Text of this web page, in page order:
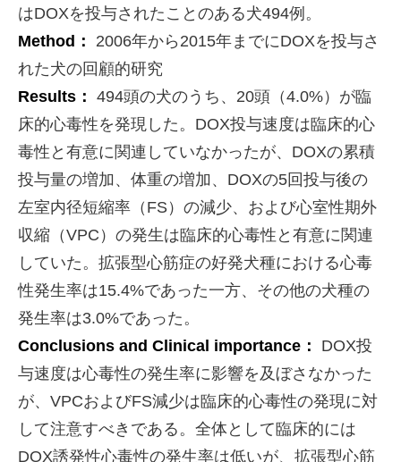
はDOXを投与されたことのある犬494例。
Method：
2006年から2015年までにDOXを投与さ
れた犬の回顧的研究
Results： 494頭の犬のうち、20頭（4.0%）が臨
床的心毒性を発現した。DOX投与速度は臨床的心
毒性と有意に関連していなかったが、DOXの累積
投与量の増加、体重の増加、DOXの5回投与後の
左室内径短縮率（FS）の減少、および心室性期外
収縮（VPC）の発生は臨床的心毒性と有意に関連
していた。拡張型心筋症の好発犬種における心毒
性発生率は15.4%であった一方、その他の犬種の
発生率は3.0%であった。
Conclusions and Clinical importance：
DOX投
与速度は心毒性の発生率に影響を及ぼさなかった
が、VPCおよびFS減少は臨床的心毒性の発現に対
して注意すべきである。全体として臨床的には
DOX誘発性心毒性の発生率は低いが、拡張型心筋